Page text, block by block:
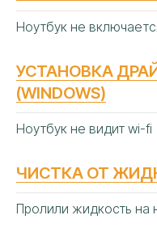
Ноутбук не
УСТАНОВКА
(WINDOWS)
Ноутбук не видит wi-fi
ЧИСТКА ОТ
Пролили жидкость на
Следование
регламентам
СЕРВИСНЫЙ
ЦЕНТР